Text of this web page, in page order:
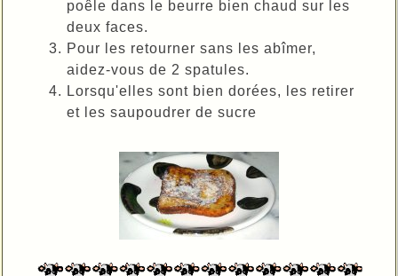
poêle dans le beurre bien chaud sur les
deux faces.
Pour les retourner sans les abîmer,
aidez-vous de 2 spatules.
Lorsqu'elles sont bien dorées, les retirer
et les saupoudrer de sucre